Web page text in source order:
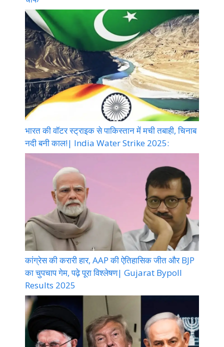
भारत की वॉटर स्ट्राइक से पाकिस्तान में मची तबाही, चिनाब
नदी बनी काल!| India Water Strike 2025:
कांग्रेस की करारी हार, AAP की ऐतिहासिक जीत और BJP
का चुपचाप गेम, पढ़े पूरा विश्लेषण| Gujarat Bypoll
Results 2025